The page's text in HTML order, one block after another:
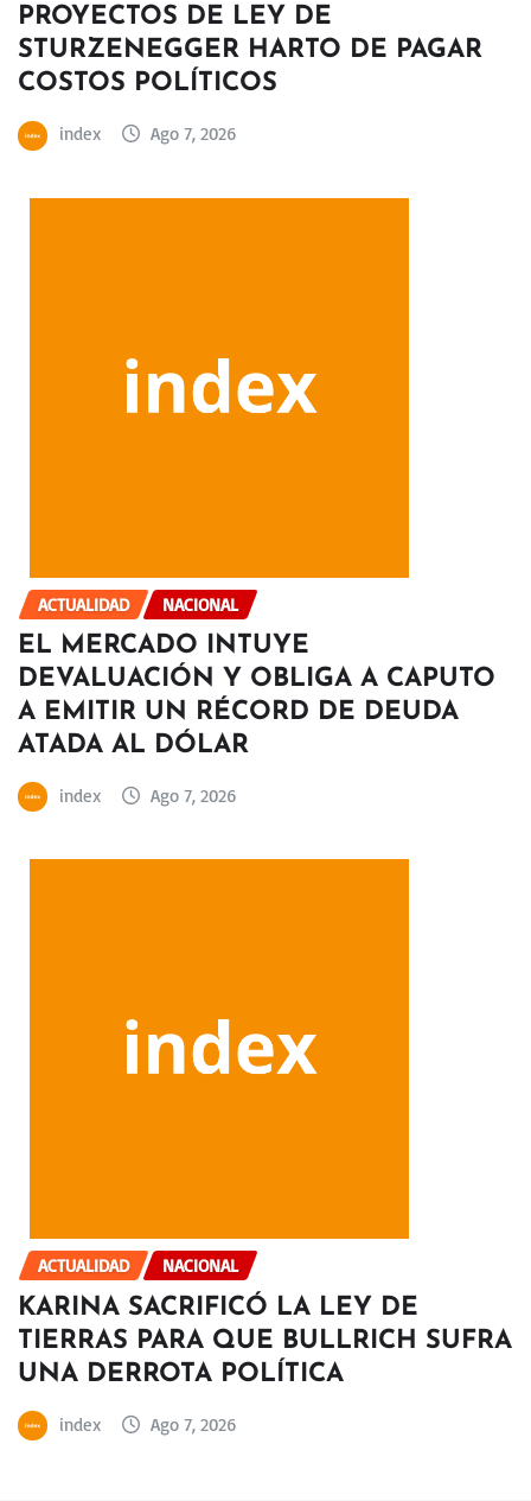
PROYECTOS DE LEY DE
STURZENEGGER HARTO DE PAGAR
COSTOS POLÍTICOS
index Ago 7, 2026
ACTUALIDAD NACIONAL
EL MERCADO INTUYE
DEVALUACIÓN Y OBLIGA A CAPUTO
A EMITIR UN RÉCORD DE DEUDA
ATADA AL DÓLAR
index Ago 7, 2026
ACTUALIDAD NACIONAL
KARINA SACRIFICÓ LA LEY DE
TIERRAS PARA QUE BULLRICH SUFRA
UNA DERROTA POLÍTICA
index Ago 7, 2026